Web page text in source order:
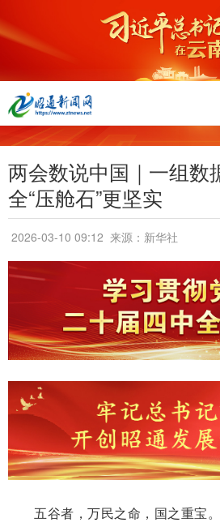
两会数说中国｜一组数
全“压舱石”更坚实
2026-03-10 09:12 来源：新华社
五谷者，万民之命，国之重宝。